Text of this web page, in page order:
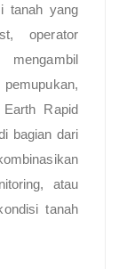
tanah yang
operator
Rapid
bagian dari
atau
tanah